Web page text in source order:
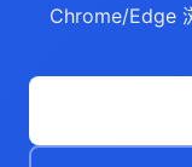
Chrome/Edge